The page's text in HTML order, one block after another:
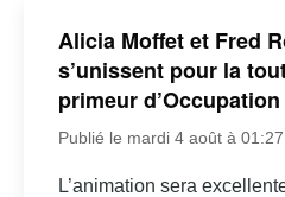
Alicia Moffet et Fred
s’unissent pour la
primeur
Publié le mardi 4 août à 01:27
L’animation sera